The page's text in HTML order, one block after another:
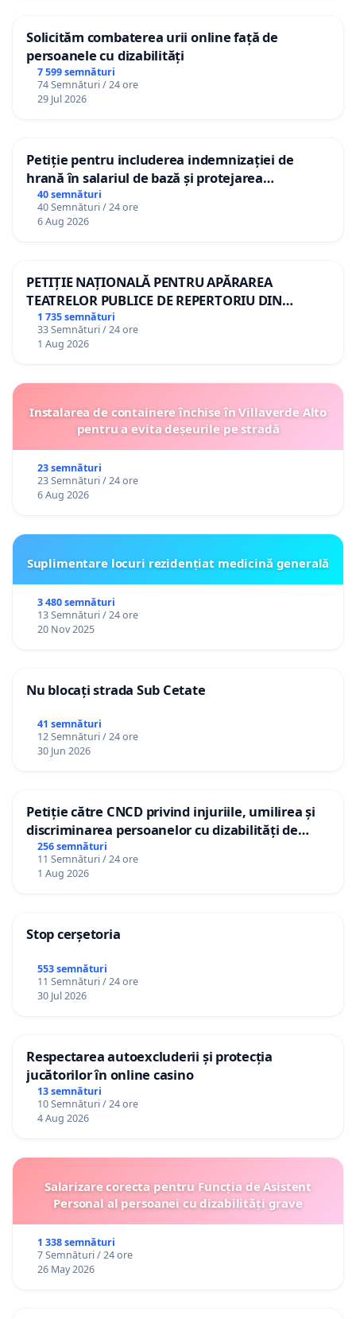
Solicităm combaterea urii online față de
persoanele cu dizabilități
7 599 semnături
74 Semnături / 24 ore
29 Jul 2026
Petiție pentru includerea indemnizației de
hrană în salariul de bază și protejarea
gradațiilor de vechime pentru asistenții
personali
40 semnături
40 Semnături / 24 ore
6 Aug 2026
PETIȚIE NAȚIONALĂ PENTRU APĂRAREA
TEATRELOR PUBLICE DE REPERTORIU DIN
ROMÂNIA
1 735 semnături
33 Semnături / 24 ore
1 Aug 2026
Instalarea de containere închise în Villaverde Alto
pentru a evita deșeurile pe stradă
23 semnături
23 Semnături / 24 ore
6 Aug 2026
Suplimentare locuri rezidențiat medicină generală
3 480 semnături
13 Semnături / 24 ore
20 Nov 2025
Nu blocați strada Sub Cetate
41 semnături
12 Semnături / 24 ore
30 Jun 2026
Petiție către CNCD privind injuriile, umilirea și
discriminarea persoanelor cu dizabilități de
către utilizatorul TikTok „Gorici”
256 semnături
11 Semnături / 24 ore
1 Aug 2026
Stop cerșetoria
553 semnături
11 Semnături / 24 ore
30 Jul 2026
Respectarea autoexcluderii și protecția
jucătorilor în online casino
13 semnături
10 Semnături / 24 ore
4 Aug 2026
Salarizare corecta pentru Funcția de Asistent
Personal al persoanei cu dizabilități grave
1 338 semnături
7 Semnături / 24 ore
26 May 2026